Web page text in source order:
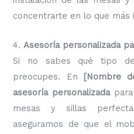
concentrarte en lo que más
4.Asesoría personalizada
Si no sabes qué tipo
preocupes. En
[Nombre
asesoría personalizadapara
mesas y sillas
aseguramos de que el